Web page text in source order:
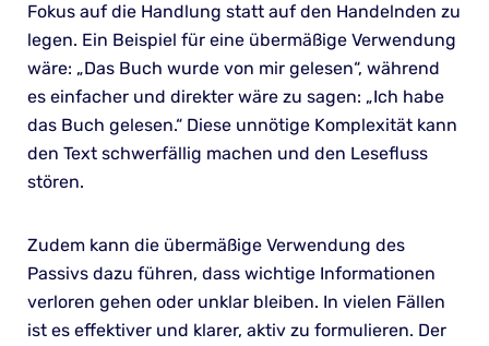
Fokus auf die Handlung statt auf den Handelnden zu
legen. Ein Beispiel für eine übermäßige Verwendung
wäre: „Das Buch wurde von mir gelesen“, während
es einfacher und direkter wäre zu sagen: „Ich habe
das Buch gelesen.“ Diese unnötige Komplexität kann
den Text schwerfällig machen und den Lesefluss
stören.
Zudem kann die übermäßige Verwendung des
Passivs dazu führen, dass wichtige Informationen
verloren gehen oder unklar bleiben. In vielen Fällen
ist es effektiver und klarer, aktiv zu formulieren. Der